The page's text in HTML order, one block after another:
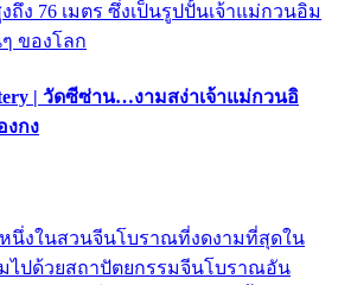
ง 76 เมตร ซึ่งเป็นรูปปั้นเจ้าแม่กวนอิม
ของโลก
| วัดซีซ่าน…งามสง่าเจ้าแม่กวนอิ
งกง
นึ่งในสวนจีนโบราณที่งดงามที่สุดใน
มไปด้วยสถาปัตยกรรมจีนโบราณอัน